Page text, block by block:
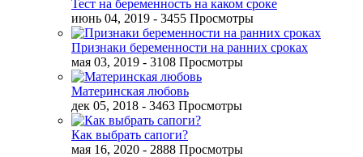
Тест на беременность на каком сроке
июнь 04, 2019 - 3455 Просмотры
Признаки беременности на ранних сроках
мая 03, 2019 - 3108 Просмотры
Материнская любовь
дек 05, 2018 - 3463 Просмотры
Как выбрать сапоги?
мая 16, 2020 - 2888 Просмотры